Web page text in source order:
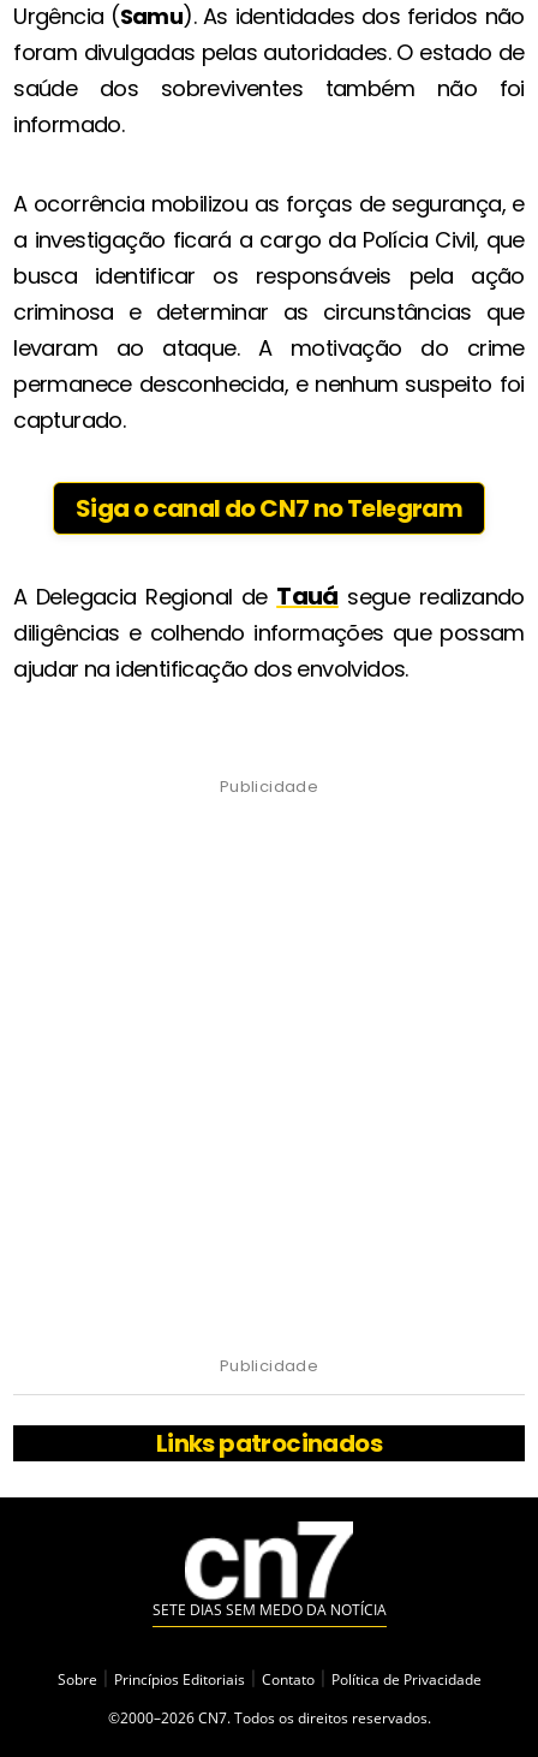
Urgência (Samu). As identidades dos feridos não
foram divulgadas pelas autoridades. O estado de
saúde dos sobreviventes também não foi
informado.
A ocorrência mobilizou as forças de segurança, e
a investigação ficará a cargo da Polícia Civil, que
busca identificar os responsáveis pela ação
criminosa e determinar as circunstâncias que
levaram ao ataque. A motivação do crime
permanece desconhecida, e nenhum suspeito foi
capturado.
Siga o canal do CN7 no Telegram
A Delegacia Regional de Tauá segue realizando
diligências e colhendo informações que possam
ajudar na identificação dos envolvidos.
Publicidade
Publicidade
Links patrocinados
SETE DIAS SEM MEDO DA NOTÍCIA
Sobre Princípios Editoriais Contato
Política de Privacidade
©2000–2026 CN7. Todos os direitos reservados.